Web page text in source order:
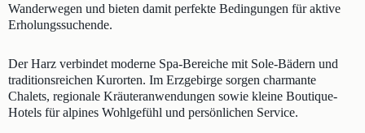
Wanderwegen und bieten damit perfekte Bedingungen für aktive
Erholungssuchende.
Der Harz verbindet moderne Spa-Bereiche mit Sole-Bädern und
traditionsreichen Kurorten. Im Erzgebirge sorgen charmante
Chalets, regionale Kräuteranwendungen sowie kleine Boutique-
Hotels für alpines Wohlgefühl und persönlichen Service.